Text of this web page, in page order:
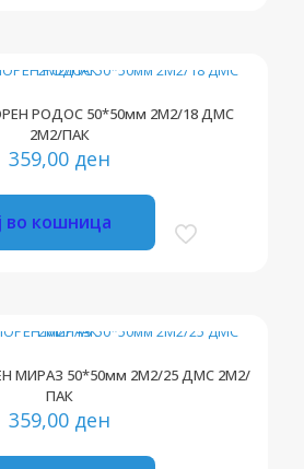
РОДОС 50*50мм 2М2/18 ДМС
2М2/ПАК
359,00 ден
во кошница
МИРАЗ 50*50мм 2М2/25 ДМС 2М2/
ПАК
359,00 ден